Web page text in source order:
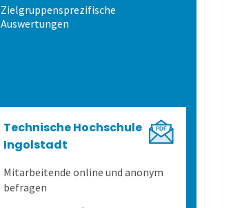
Zielgruppensprezifische
Auswertungen
Technische Hochschule
Ingolstadt
Mitarbeitende online und anonym
befragen